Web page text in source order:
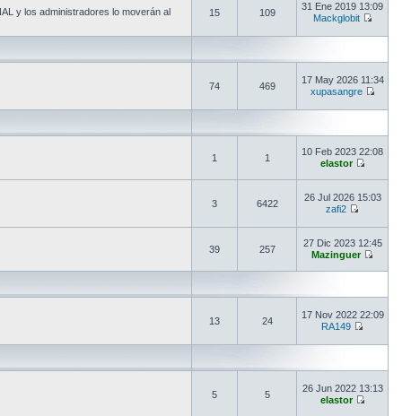
y los administradores lo moverán al
15 109
31 Ene 2019 13:09
Mackglobit
74 469
17 May 2026 11:34
xupasangre
1 1
10 Feb 2023 22:08
elastor
3 6422
26 Jul 2026 15:03
zafi2
39 257
27 Dic 2023 12:45
Mazinguer
13 24
17 Nov 2022 22:09
RA149
5 5
26 Jun 2022 13:13
elastor